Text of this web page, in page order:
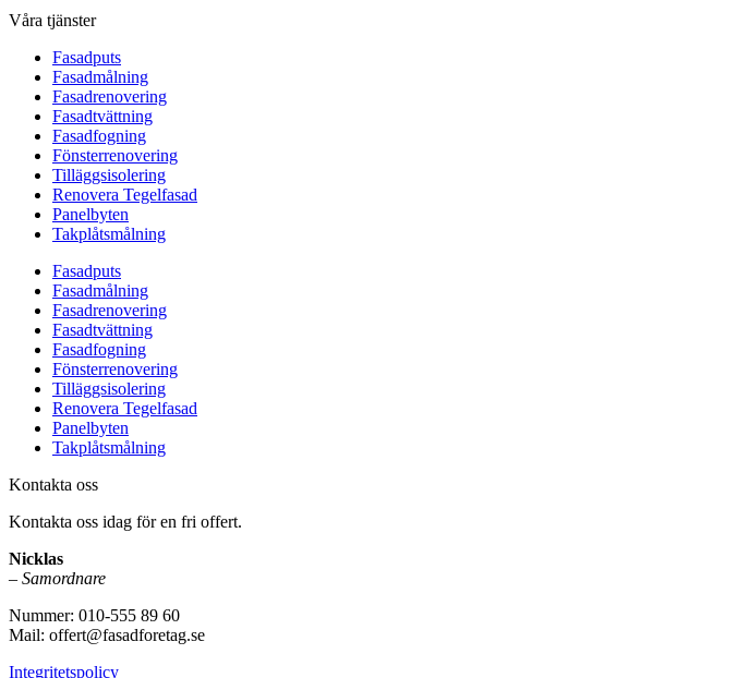
Våra tjänster
Fasadputs
Fasadmålning
Fasadrenovering
Fasadtvättning
Fasadfogning
Fönsterrenovering
Tilläggsisolering
Renovera Tegelfasad
Panelbyten
Takplåtsmålning
Fasadputs
Fasadmålning
Fasadrenovering
Fasadtvättning
Fasadfogning
Fönsterrenovering
Tilläggsisolering
Renovera Tegelfasad
Panelbyten
Takplåtsmålning
Kontakta oss
Kontakta oss idag för en fri offert.
Nicklas
– Samordnare
Nummer: 010-555 89 60
Mail: offert@fasadforetag.se
Integritetspolicy